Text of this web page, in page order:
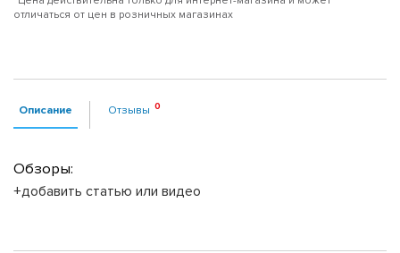
отличаться от цен в розничных магазинах
Описание Отзывы
Обзоры:
+добавить статью или видео